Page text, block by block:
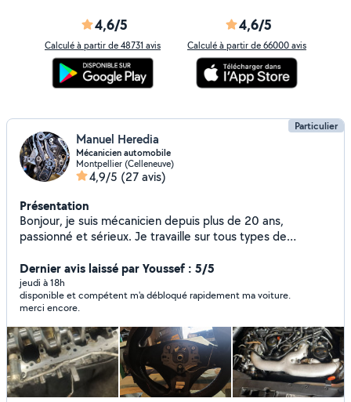
4,6/5
Calculé à partir de 48731 avis
4,6/5
Calculé à partir de 66000 avis
Particulier
Manuel Heredia
Mécanicien automobile
Montpellier (Celleneuve)
4,9/5 (27 avis)
Présentation
Bonjour, je suis mécanicien depuis plus de 20 ans,
passionné et sérieux. Je travaille sur tous types de
spécialité dans les voitures allemandes : BMW, Mercedes,
Audi, Volkswagen. J'effectue tous les travaux mécaniques,
du simple entretien aux réparations complexes (boîte,
moteur, embrayage, distribution). J'effectue aussi les
réparations de ciel de toit qui se décollent et je remplace
le cuir des volants. Travail propre, honnête et soigné,
toujours au meilleur rapport qualité-prix. N'hésitez pas à
me contacter pour un devis ou un conseil, je réponds
rapidement.
Dernier avis laissé par Youssef : 5/5
jeudi à 18h
disponible et compétent m'a débloqué rapidement ma voiture.
merci encore.